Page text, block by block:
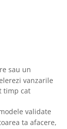
sau un
vanzarile
timp cat
validate
ta afacere,